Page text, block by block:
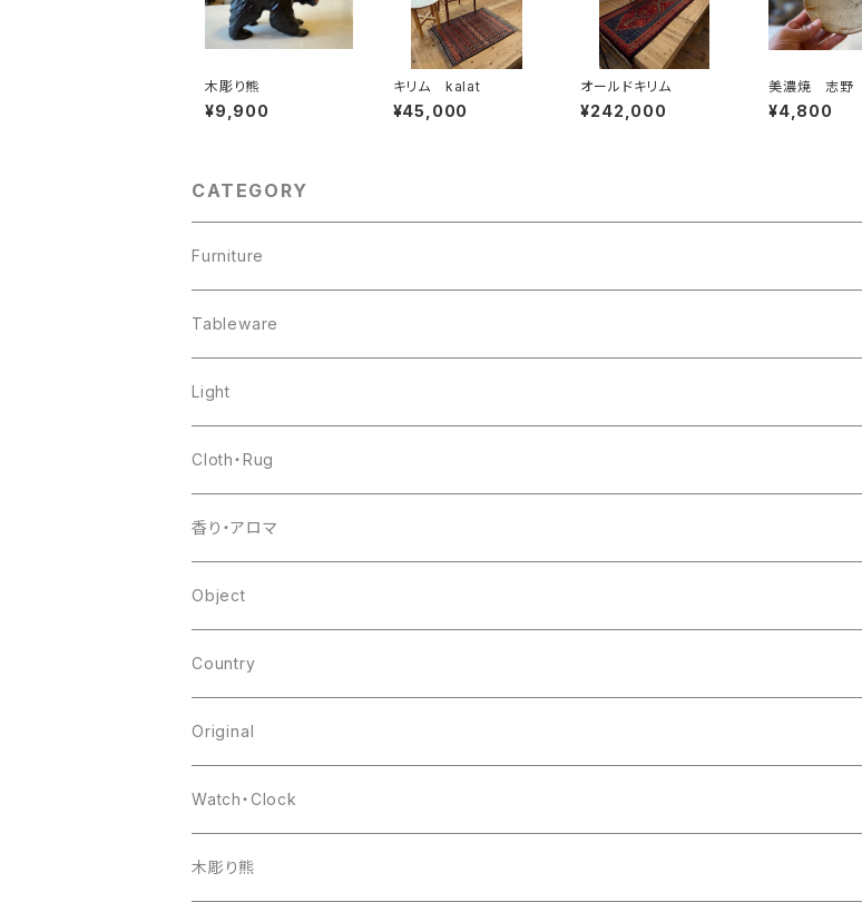
木彫り熊
¥9,900
キリム kalat
¥45,000
オールドキリム
¥242,000
美濃焼 志野
¥4,800
CATEGORY
Furniture
chair
shelf
table
other
Tableware
pottery
glass
flower base
other
Light
Cloth・Rug
香り・アロマ
Object
Country
japan
europa
india
Original
Watch・Clock
木彫り熊